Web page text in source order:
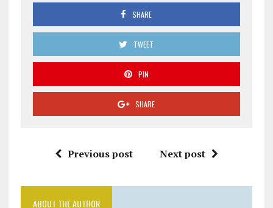
SHARE
TWEET
PIN
SHARE
Previous post Next post
ABOUT THE AUTHOR